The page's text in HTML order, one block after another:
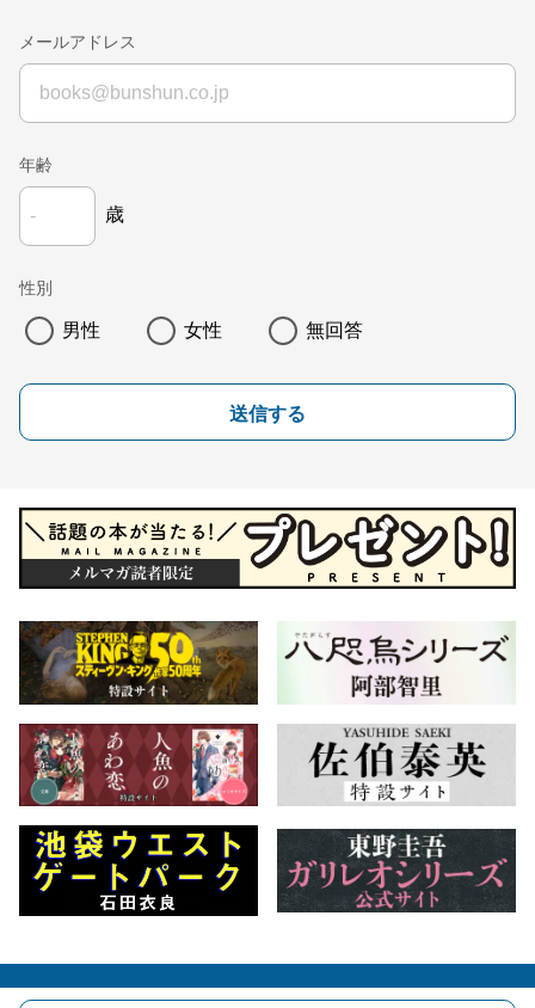
メールアドレス
年齢
歳
性別
男性 女性 無回答
送信する
会社概要 自費出版のご案内 お問合せ